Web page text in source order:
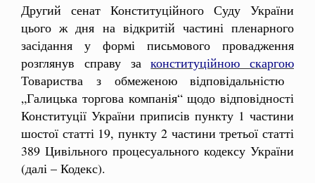
Другий сенат Конституційного Суду України
цього ж дня на відкритій частині пленарного
засідання у формі письмового провадження
розглянув справу законституційною скаргою
Товариства з обмеженою відповідальністю
„Галицька торгова компанія“ щодо відповідності
Конституції України приписів пункту 1 частини
шостої статті 19, пункту 2 частини третьої статті
389 Цивільного процесуального кодексу України
(далі – Кодекс).